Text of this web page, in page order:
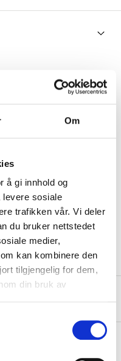
Om
å gi innhold og
levere sosiale
trafikken vår. Vi deler
du bruker nettstedet
medier,
kan kombinere den
tilgjengelig for dem,
din bruk av
untreated beech.
cm
cm
cm